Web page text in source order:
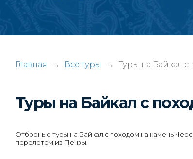
Главная → Все туры → Туры на Байкал
Туры на Байкал с
Отборные туры на Байкал с походом на камень
перелетом из Пензы.